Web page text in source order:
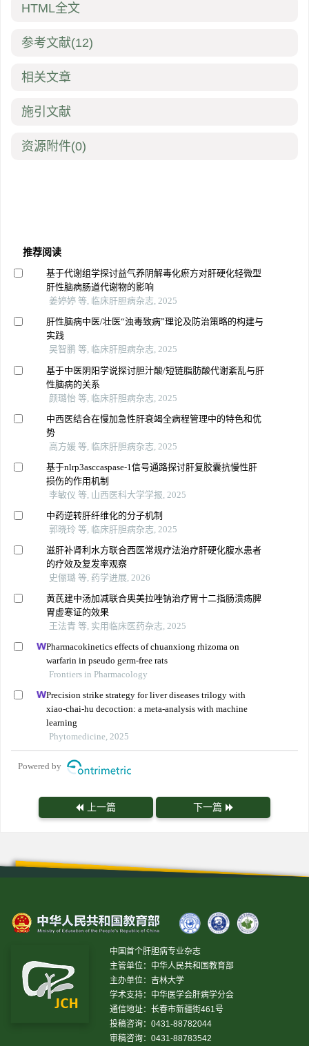
HTML全文
参考文献(12)
相关文章
施引文献
资源附件(0)
推荐阅读
基于代谢组学探讨益气养阴解毒化瘀方对肝硬化轻微型
肝性脑病肠道代谢物的影响
姜婷婷 等, 临床肝胆病杂志, 2025
肝性脑病中医/壮医“浊毒致病”理论及防治策略的构建与
实践
吴智鹏 等, 临床肝胆病杂志, 2025
基于中医阴阳学说探讨胆汁酸/短链脂肪酸代谢紊乱与肝
性脑病的关系
颜璐怡 等, 临床肝胆病杂志, 2025
中西医结合在慢加急性肝衰竭全病程管理中的特色和优
势
高方媛 等, 临床肝胆病杂志, 2025
基于nlrp3asccaspase-1信号通路探讨肝复胶囊抗慢性肝
损伤的作用机制
李敏仪 等, 山西医科大学学报, 2025
中药逆转肝纤维化的分子机制
郭晓玲 等, 临床肝胆病杂志, 2025
滋肝补肾利水方联合西医常规疗法治疗肝硬化腹水患者
的疗效及复发率观察
史俪璐 等, 药学进展, 2026
黄芪建中汤加减联合奥美拉唑钠治疗胃十二指肠溃疡脾
胃虚寒证的效果
王法青 等, 实用临床医药杂志, 2025
Pharmacokinetics effects of chuanxiong rhizoma on
warfarin in pseudo germ-free rats
Frontiers in Pharmacology
Precision strike strategy for liver diseases trilogy with
xiao-chai-hu decoction: a meta-analysis with machine
learning
Phytomedicine, 2025
Powered by
上一篇 下一篇
中国首个肝胆病专业杂志
主管单位：中华人民共和国教育部
主办单位：吉林大学
学术支持：中华医学会肝病学分会
通信地址：长春市新疆街461号
投稿咨询：0431-88782044
审稿咨询：0431-88783542